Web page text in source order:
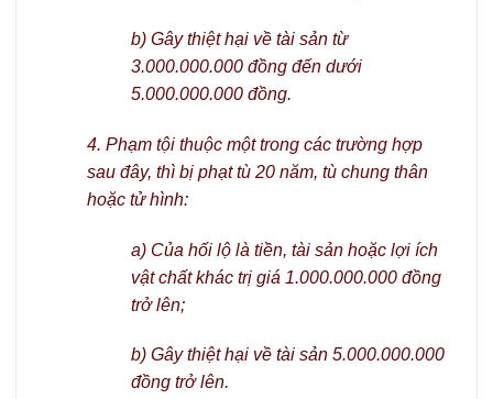
b) Gây thiệt hại về tài sản từ
3.000.000.000 đồng đến dưới
5.000.000.000 đồng.
4. Phạm tội thuộc một trong các trường hợp
sau đây, thì bị phạt tù 20 năm, tù chung thân
hoặc tử hình:
a) Của hối lộ là tiền, tài sản hoặc lợi ích
vật chất khác trị giá 1.000.000.000 đồng
trở lên;
b) Gây thiệt hại về tài sản 5.000.000.000
đồng trở lên.